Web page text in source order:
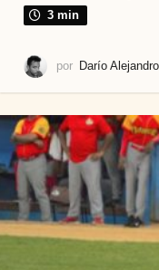
3 min
por Darío